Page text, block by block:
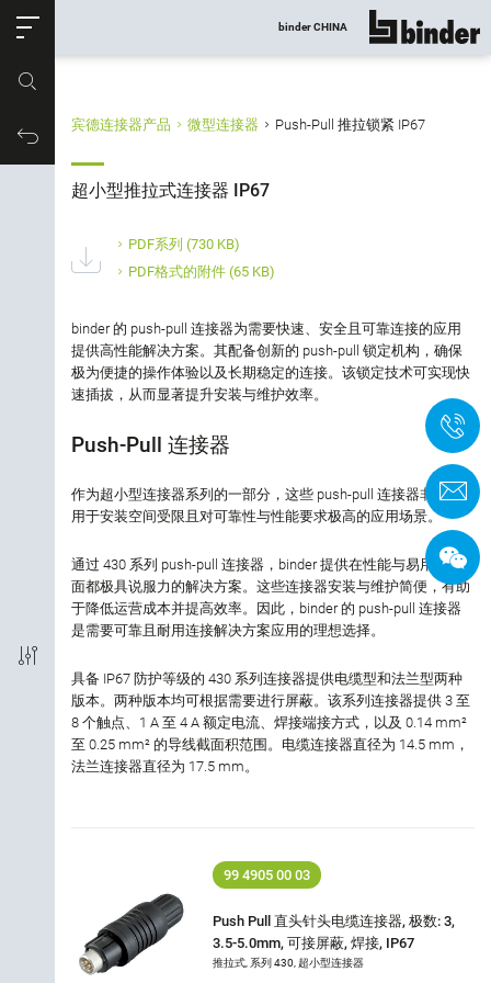
购物车
binder CHINA 显示所有
产品筛选
超小型推拉式连接器 IP67
属性
产品类型
接线方式
电磁兼容性
防护等级
外壳材料
额定电流
宾德连接器产品 微型连接器 Push-Pull 推拉锁紧 IP67
超小型推拉式连接器 IP67
PDF系列 (730 KB)
PDF格式的附件 (65 KB)
binder 的 push-pull 连接器为需要快速、安全且可靠连接的应用
提供高性能解决方案。其配备创新的 push-pull 锁定机构，确保
极为便捷的操作体验以及长期稳定的连接。该锁定技术可实现快
速插拔，从而显著提升安装与维护效率。
Push-Pull 连接器
作为超小型连接器系列的一部分，这些 push-pull 连接器非常适
用于安装空间受限且对可靠性与性能要求极高的应用场景。
通过 430 系列 push-pull 连接器，binder 提供在性能与易用性方
面都极具说服力的解决方案。这些连接器安装与维护简便，有助
于降低运营成本并提高效率。因此，binder 的 push-pull 连接器
是需要可靠且耐用连接解决方案应用的理想选择。
具备 IP67 防护等级的 430 系列连接器提供电缆型和法兰型两种
版本。两种版本均可根据需要进行屏蔽。该系列连接器提供 3 至
8 个触点、1 A 至 4 A 额定电流、焊接端接方式，以及 0.14 mm²
至 0.25 mm² 的导线截面积范围。电缆连接器直径为 14.5 mm，
法兰连接器直径为 17.5 mm。
99 4905 00 03
Push Pull 直头针头电缆连接器, 极数: 3,
3.5-5.0mm, 可接屏蔽, 焊接, IP67
推拉式, 系列 430, 超小型连接器